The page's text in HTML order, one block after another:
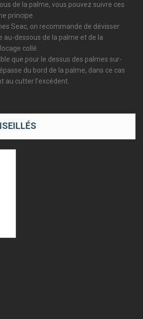
de la palme, vous pouvez suivre ces
principe.
Seac, on recommande de dévisser
au-dessous de la palme et de la
collé.
que pour le dessus des palmes sur-
du bord de la palme, dans ce cas
au cutter l’excédent.